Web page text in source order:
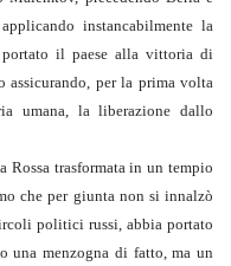
instancabilmente la
il paese alla vittoria di
assicurando, per la prima volta
umana, la liberazione dallo
trasformata in un tempio
che per giunta non si innalzò
politici russi, abbia portato
una menzogna di fatto, ma un